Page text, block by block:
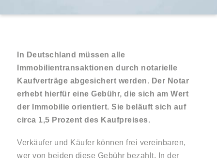
In Deutschland müssen alle
Immobilientransaktionen durch notarielle
Kaufverträge abgesichert werden. Der Notar
erhebt hierfür eine Gebühr, die sich am Wert
der Immobilie orientiert. Sie beläuft sich auf
circa 1,5 Prozent des Kaufpreises.
Verkäufer und Käufer können frei vereinbaren,
wer von beiden diese Gebühr bezahlt. In der